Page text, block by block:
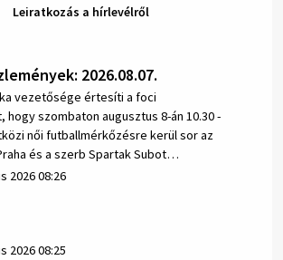
Leiratkozás a hírlevélről
2026.08.07.
vezetősége értesíti a foci
hogy szombaton augusztus 8-án 10.30 -
női futballmérkőzésre kerül sor az
és a szerb Spartak Subot…
2026 08:26
2026 08:25